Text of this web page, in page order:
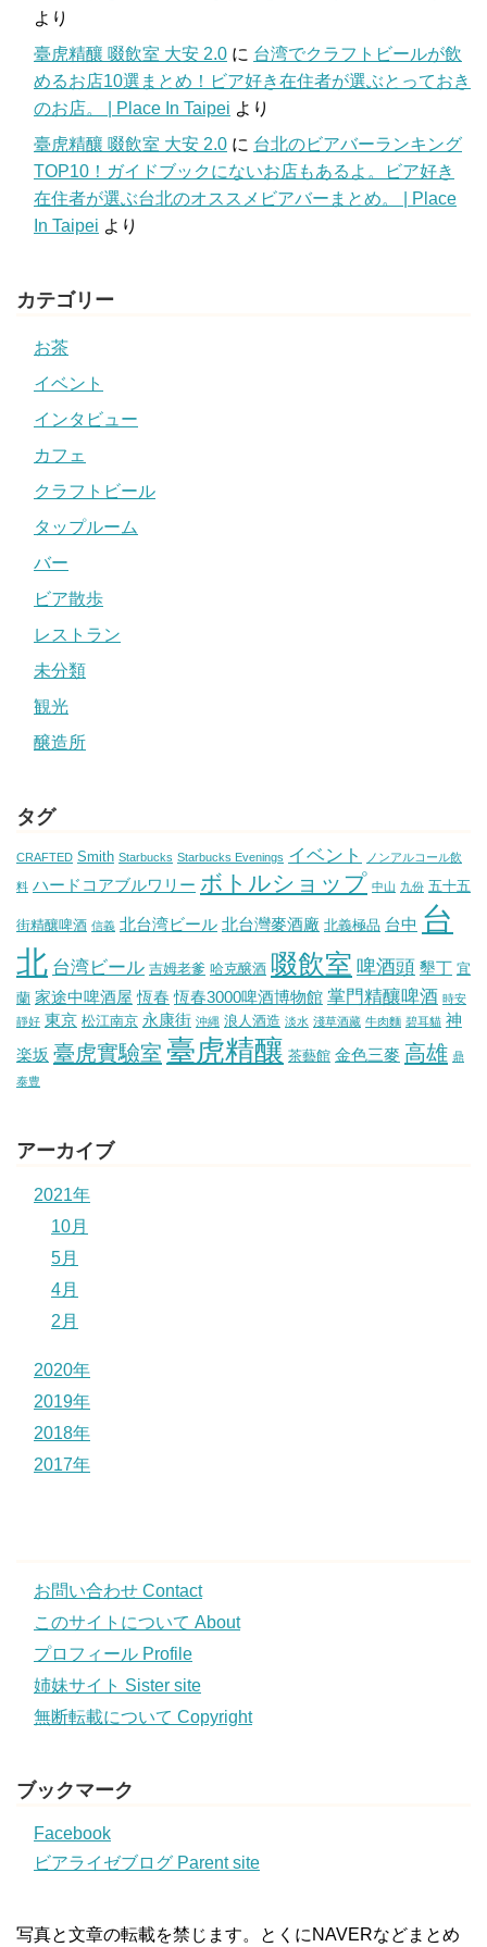
より
臺虎精釀 啜飲室 大安 2.0 に 台湾でクラフトビールが飲
めるお店10選まとめ！ビア好き在住者が選ぶとっておき
のお店。 | Place In Taipei より
臺虎精釀 啜飲室 大安 2.0 に 台北のビアバーランキング
TOP10！ガイドブックにないお店もあるよ。ビア好き
在住者が選ぶ台北のオススメビアバーまとめ。 | Place
In Taipei より
カテゴリー
お茶
イベント
インタビュー
カフェ
クラフトビール
タップルーム
バー
ビア散歩
レストラン
未分類
観光
醸造所
タグ
CRAFTED Smith Starbucks Starbucks Evenings イベント ノンアルコール飲
料 ハードコアブルワリー ボトルショップ 中山 九份 五十五
街精釀啤酒 信義 北台湾ビール 北台灣麥酒廠 北義極品 台中 台
北 台湾ビール 吉姆老爹 哈克醸酒 啜飲室 啤酒頭 墾丁 宜
蘭 家途中啤酒屋 恆春 恆春3000啤酒博物館 掌門精釀啤酒 時安
靜好 東京 松江南京 永康街 沖縄 浪人酒造 淡水 淺草酒藏 牛肉麵 碧耳貓 神
楽坂 臺虎實驗室 臺虎精釀 茶藝館 金色三麥 高雄 鼎
泰豊
アーカイブ
2021年
10月
5月
4月
2月
2020年
2019年
2018年
2017年
お問い合わせ Contact
このサイトについて About
プロフィール Profile
姉妹サイト Sister site
無断転載について Copyright
ブックマーク
Facebook
ビアライゼブログ Parent site
写真と文章の転載を禁じます。とくにNAVERなどまとめ